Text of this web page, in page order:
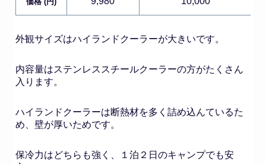
外観サイズはハイランドクーラーが大きいです。
内容量はステンレススチールクーラーの方がたくさん
入ります。
ハイランドクーラーは断熱材を多く詰め込んているた
め、壁が厚いためです。
保冷力はどちらも強く、１泊２日のキャンプでも安